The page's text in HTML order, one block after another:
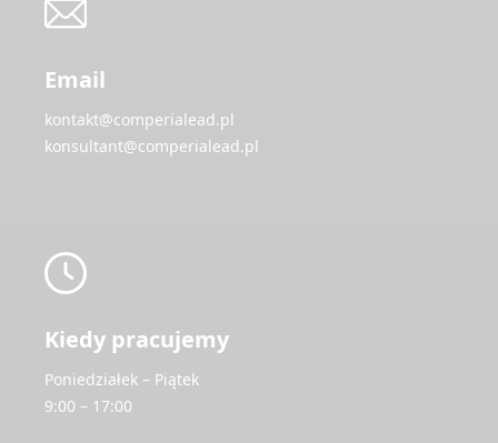
Email
kontakt@comperialead.pl
konsultant@comperialead.pl
Kiedy pracujemy
Poniedziałek – Piątek
9:00 – 17:00